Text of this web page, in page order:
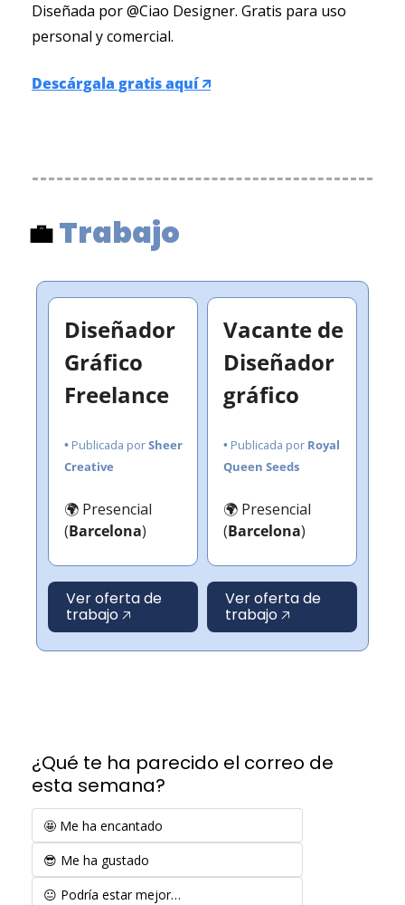
Diseñada por @Ciao Designer. Gratis para uso
personal y comercial.
Descárgala gratis aquí 🡭
💼Trabajo
Diseñador
Gráfico
Freelance
• Publicada por Sheer
Creative
🌍 Presencial
(Barcelona)
Ver oferta de
trabajo 🡥
Vacante de
Diseñador
gráfico
• Publicada por Royal
Queen Seeds
🌍 Presencial
(Barcelona)
Ver oferta de
trabajo 🡥
¿Qué te ha parecido el correo de
esta semana?
🤩 Me ha encantado
😎 Me ha gustado
😐 Podría estar mejor…